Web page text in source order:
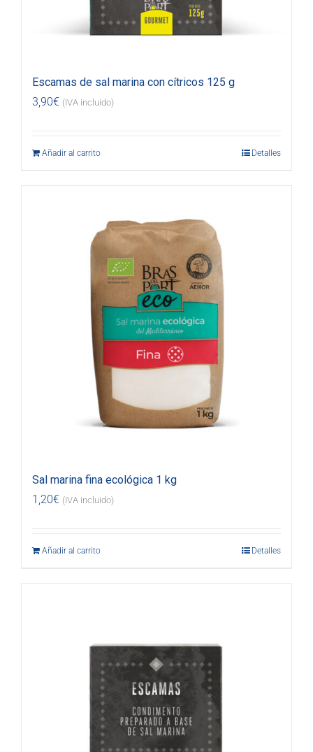
Escamas de sal marina con cítricos 125 g
3,90€ (IVA incluido)
Añadir al carrito Detalles
Sal marina fina ecológica 1 kg
1,20€ (IVA incluido)
Añadir al carrito Detalles